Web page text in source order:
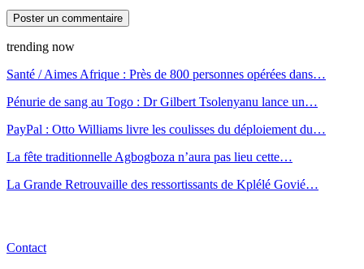
trending now
Santé / Aimes Afrique : Près de 800 personnes opérées dans…
Pénurie de sang au Togo : Dr Gilbert Tsolenyanu lance un…
PayPal : Otto Williams livre les coulisses du déploiement du…
La fête traditionnelle Agbogboza n’aura pas lieu cette…
La Grande Retrouvaille des ressortissants de Kplélé Govié…
Contact